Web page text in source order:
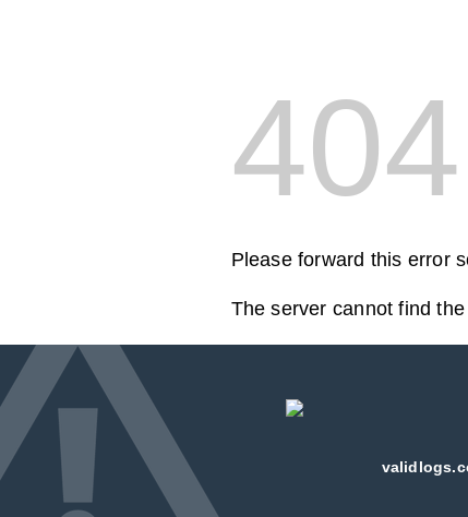
404
Please forward this error
The server cannot find